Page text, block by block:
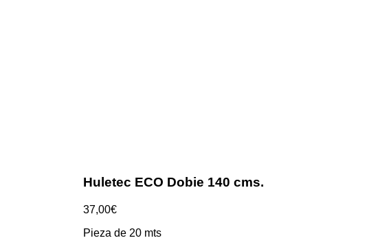
Huletec ECO Dobie 140 cms.
37,00€
Pieza de 20 mts